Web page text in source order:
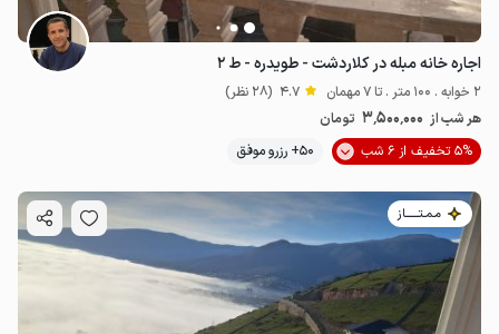
اجاره خانه مبله در کلاردشت - طویدره - ط ۲
2 خوابه . 100 متر . تا 7 مهمان 4.7 (28 نظر)
هر شب از 3٬500٬000 تومان
5% تخفیف از 6 شب
50+ رزرو موفق
مـمـتــــــاز